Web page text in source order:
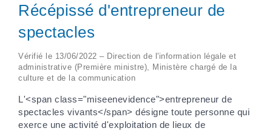
Récépissé d'entrepreneur de
spectacles
Vérifié le 13/06/2022 – Direction de l'information légale et
administrative (Première ministre), Ministère chargé de la
culture et de la communication
L'<span class="miseenevidence">entrepreneur de
spectacles vivants</span> désigne toute personne qui
exerce une activité d'exploitation de lieux de